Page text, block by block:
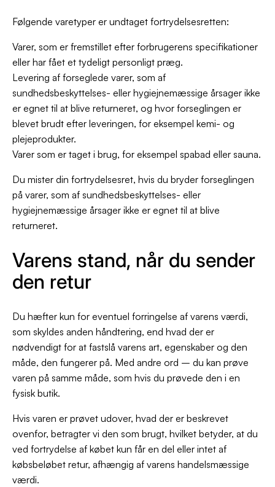
Følgende varetyper er undtaget fortrydelsesretten:
Varer, som er fremstillet efter forbrugerens specifikationer
eller har fået et tydeligt personligt præg.
Levering af forseglede varer, som af
sundhedsbeskyttelses- eller hygiejnemæssige årsager ikke
er egnet til at blive returneret, og hvor forseglingen er
blevet brudt efter leveringen, for eksempel kemi- og
plejeprodukter.
Varer som er taget i brug, for eksempel spabad eller sauna.
Du mister din fortrydelsesret, hvis du bryder forseglingen
på varer, som af sundhedsbeskyttelses- eller
hygiejnemæssige årsager ikke er egnet til at blive
returneret.
Varens stand, når du sender
den retur
Du hæfter kun for eventuel forringelse af varens værdi,
som skyldes anden håndtering, end hvad der er
nødvendigt for at fastslå varens art, egenskaber og den
måde, den fungerer på. Med andre ord – du kan prøve
varen på samme måde, som hvis du prøvede den i en
fysisk butik.
Hvis varen er prøvet udover, hvad der er beskrevet
ovenfor, betragter vi den som brugt, hvilket betyder, at du
ved fortrydelse af købet kun får en del eller intet af
købsbeløbet retur, afhængig af varens handelsmæssige
værdi.